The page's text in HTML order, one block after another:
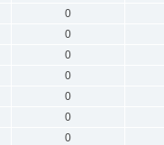
0
0
0
0
0
0
0